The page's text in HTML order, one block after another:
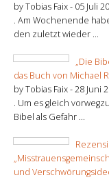
by Tobias Faix - 05 Juli
. Am Wochenende
den zuletzt wieder ...
„Die
das Buch von Michael
by Tobias Faix -28 Juni
. Um es gleich
Bibel als Gefahr ...
und